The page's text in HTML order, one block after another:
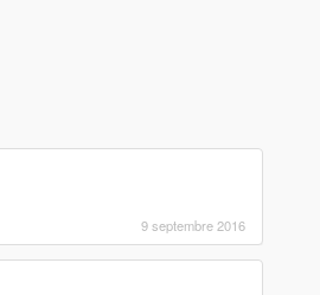
9 septembre 2016